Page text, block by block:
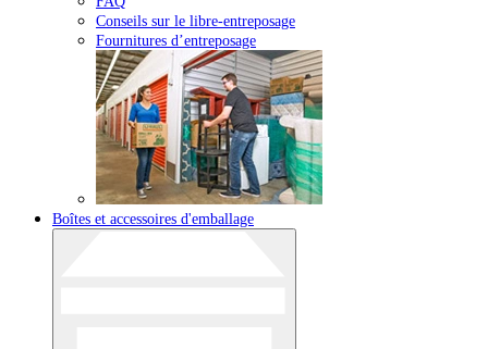
Conseils sur le libre-entreposage
Fournitures d’entreposage
Boîtes et accessoires d'emballage